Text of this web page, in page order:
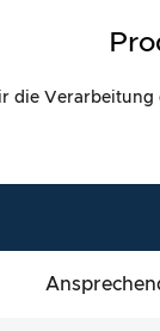
die